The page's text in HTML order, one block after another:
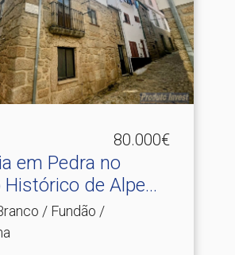
80.000€
em Pedra no
de Alpe.​..
/ Fundão /